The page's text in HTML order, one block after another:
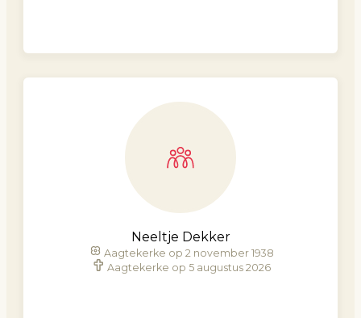
Neeltje Dekker
Aagtekerke op 2 november 1938
Aagtekerke op 5 augustus 2026